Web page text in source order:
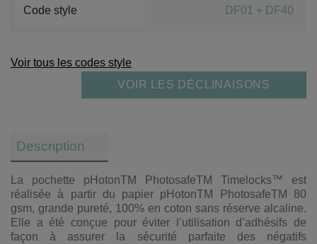
Code style DF01 + DF40
Voir tous les codes style
VOIR LES DÉCLINAISONS
Description
La pochette pHotonTM PhotosafeTM Timelocks™ est
réalisée à partir du papier pHotonTM PhotosafeTM 80
gsm, grande pureté, 100% en coton sans réserve alcaline.
Elle a été conçue pour éviter l’utilisation d’adhésifs de
façon à assurer la sécurité parfaite des négatifs